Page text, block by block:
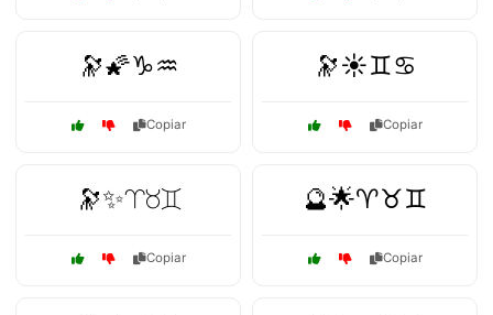
🔭🌠♑♒
Copiar
🔭☀️♊♋
Copiar
🔭✨♈♉♊
Copiar
🔮🌟♈♉♊
Copiar